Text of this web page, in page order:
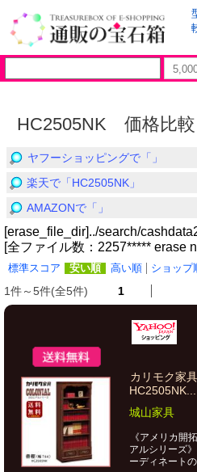
HC2505NK 価格比較
ヤフーショッピングで「」
楽天で「HC2505NK」
AMAZONで「」
[erase_file_dir]../search/
[全ファイル数：2257***** erase
標準スコア 安い順 高い順 ショップ
1件～5件(全5件) 1
カリモク家
HC2505NK...
城山家具
《アメリカ開
アルシリーズ
ーディネート